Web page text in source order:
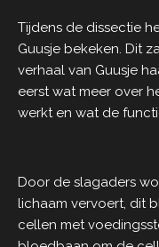
Tijdens de dissectie
Guusje bekeken. Dit
verhaal van Guusje
eerst wat meer over
werkt en wat de
Door de slagaders
lichaam vervoert, dit
cellen met